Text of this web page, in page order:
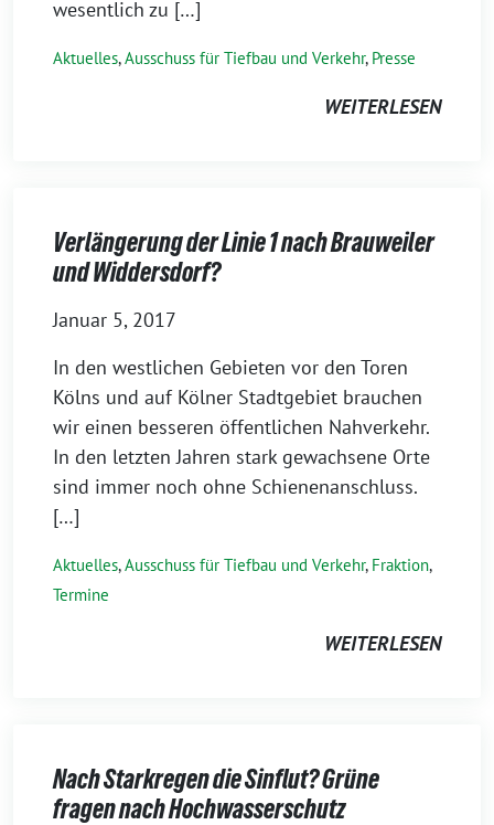
wesentlich zu […]
Aktuelles,Ausschuss für Tiefbau und Verkehr, Presse
WEITERLESEN
Verlängerung der Linie 1 nach Brauweiler
und Widdersdorf?
Januar 5, 2017
In den westlichen Gebieten vor den Toren
Kölns und auf Kölner Stadtgebiet brauchen
wir einen besseren öffentlichen Nahverkehr.
In den letzten Jahren stark gewachsene Orte
sind immer noch ohne Schienenanschluss.
[…]
Aktuelles,Ausschuss für Tiefbau und Verkehr, Fraktion,
Termine
WEITERLESEN
Nach Starkregen die Sinflut? Grüne
fragen nach Hochwasserschutz